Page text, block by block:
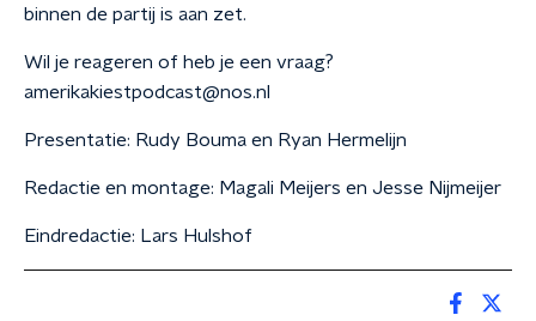
binnen de partij is aan zet.
Wil je reageren of heb je een vraag?
amerikakiestpodcast@nos.nl
Presentatie: Rudy Bouma en Ryan Hermelijn
Redactie en montage: Magali Meijers en Jesse Nijmeijer
Eindredactie: Lars Hulshof